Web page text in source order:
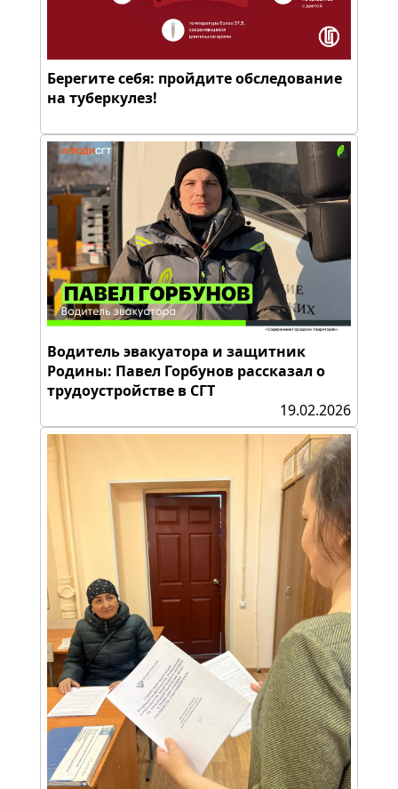
Берегите себя: пройдите обследование
на туберкулез!
Водитель эвакуатора и защитник
Родины: Павел Горбунов рассказал о
трудоустройстве в СГТ
19.02.2026